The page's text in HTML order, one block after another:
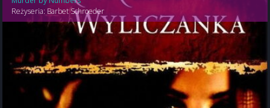
Reżyseria: Barbet Schroeder